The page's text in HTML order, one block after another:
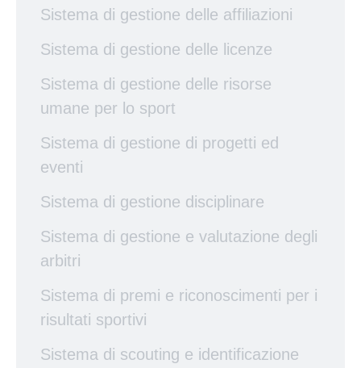
Sistema di gestione delle affiliazioni
Sistema di gestione delle licenze
Sistema di gestione delle risorse
umane per lo sport
Sistema di gestione di progetti ed
eventi
Sistema di gestione disciplinare
Sistema di gestione e valutazione degli
arbitri
Sistema di premi e riconoscimenti per i
risultati sportivi
Sistema di scouting e identificazione